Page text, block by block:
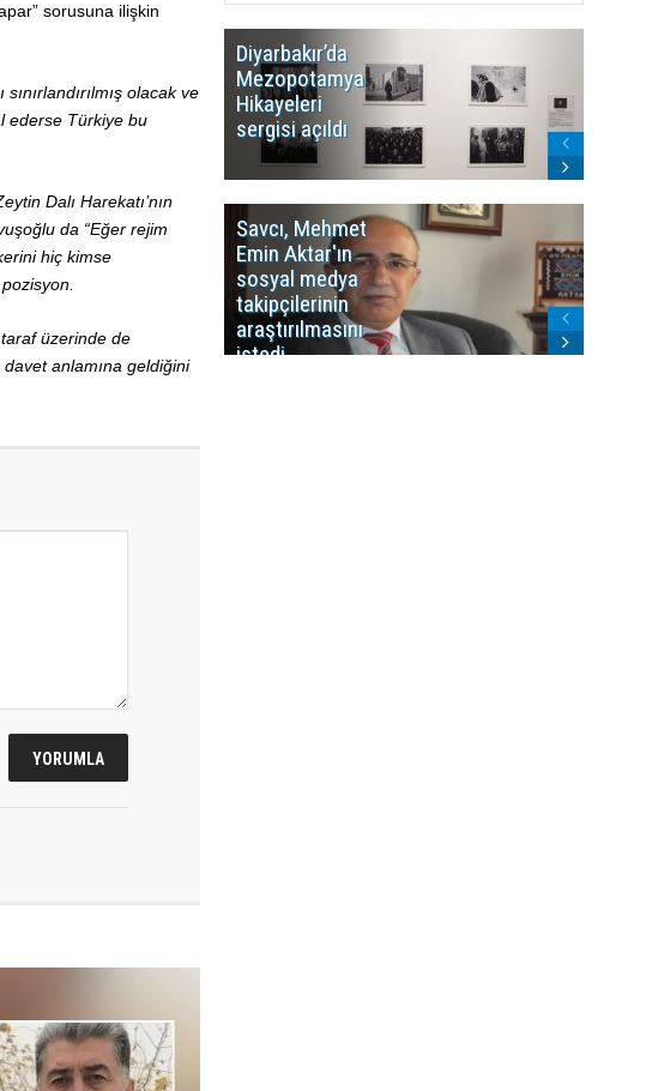
sorusuna ilişkin
olacak ve
ederse Türkiye bu
Dalı Harekatı’nın
da “Eğer rejim
hiç kimse
taraf üzerinde de
davet anlamına geldiğini
Diyarbakır’da
Mezopotamya
Hikayeleri
sergisi açıldı
Savcı, Mehmet
Emin Aktar'ın
sosyal medya
takipçilerinin
araştırılmasını
istedi